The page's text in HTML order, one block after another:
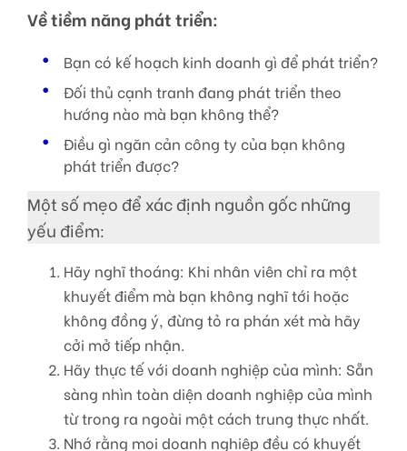
Về tiềm năng phát triển:
Bạn có kế hoạch kinh doanh gì để phát triển?
Đối thủ cạnh tranh đang phát triển theo
hướng nào mà bạn không thể?
Điều gì ngăn cản công ty của bạn không
phát triển được?
Một số mẹo để xác định nguồn gốc những
yếu điểm:
Hãy nghĩ thoáng: Khi nhân viên chỉ ra một
khuyết điểm mà bạn không nghĩ tới hoặc
không đồng ý, đừng tỏ ra phán xét mà hãy
cởi mở tiếp nhận.
Hãy thực tế với doanh nghiệp của mình: Sẵn
sàng nhìn toàn diện doanh nghiệp của mình
từ trong ra ngoài một cách trung thực nhất.
Nhớ rằng mọi doanh nghiệp đều có khuyết